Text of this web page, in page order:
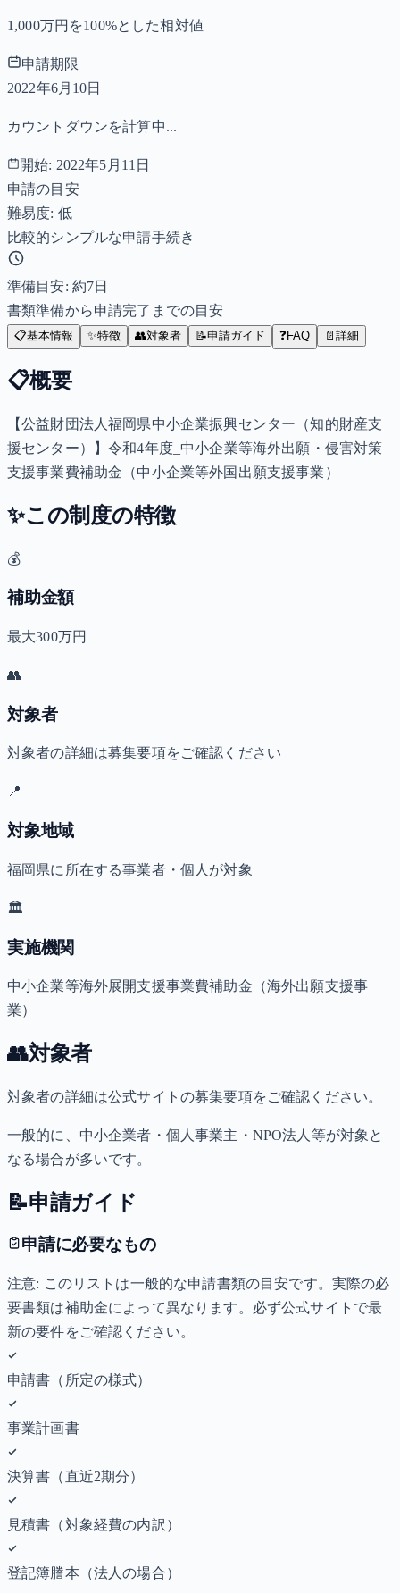
1,000万円を100%とした相対値
申請期限
2022年6月10日
カウントダウンを計算中...
開始: 2022年5月11日
申請の目安
難易度: 低
比較的シンプルな申請手続き
準備目安: 約7日
書類準備から申請完了までの目安
📋基本情報 ✨特徴 👥対象者 📝申請ガイド ❓FAQ 📄 詳細
📋概要
【公益財団法人福岡県中小企業振興センター（知的財産支
援センター）】令和4年度_中小企業等海外出願・侵害対策
支援事業費補助金（中小企業等外国出願支援事業）
✨この制度の特徴
💰
補助金額
最大300万円
👥
対象者
対象者の詳細は募集要項をご確認ください
📍
対象地域
福岡県に所在する事業者・個人が対象
🏛️
実施機関
中小企業等海外展開支援事業費補助金（海外出願支援事
業）
👥対象者
対象者の詳細は公式サイトの募集要項をご確認ください。
一般的に、中小企業者・個人事業主・NPO法人等が対象と
なる場合が多いです。
📝申請ガイド
申請に必要なもの
注意: このリストは一般的な申請書類の目安です。実際の必
要書類は補助金によって異なります。必ず公式サイトで最
新の要件をご確認ください。
申請書（所定の様式）
事業計画書
決算書（直近2期分）
見積書（対象経費の内訳）
登記簿謄本（法人の場合）